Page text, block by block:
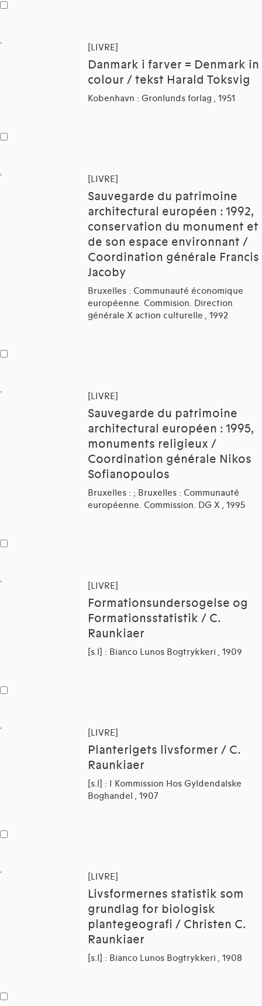
[LIVRE]
Danmark i farver = Denmark in
colour / tekst Harald Toksvig
Kobenhavn : Gronlunds forlag , 1951
[LIVRE]
Sauvegarde du patrimoine
architectural européen : 1992,
conservation du monument et
de son espace environnant /
Coordination générale Francis
Jacoby
Bruxelles : Communauté économique
européenne. Commision. Direction
générale X action culturelle , 1992
[LIVRE]
Sauvegarde du patrimoine
architectural européen : 1995,
monuments religieux /
Coordination générale Nikos
Sofianopoulos
Bruxelles : ; Bruxelles : Communauté
européenne. Commission. DG X , 1995
[LIVRE]
Formationsundersogelse og
Formationsstatistik / C.
Raunkiaer
[s.l] : Bianco Lunos Bogtrykkeri , 1909
[LIVRE]
Planterigets livsformer / C.
Raunkiaer
[s.l] : I Kommission Hos Gyldendalske
Boghandel , 1907
[LIVRE]
Livsformernes statistik som
grundlag for biologisk
plantegeografi / Christen C.
Raunkiaer
[s.l] : Bianco Lunos Bogtrykkeri , 1908